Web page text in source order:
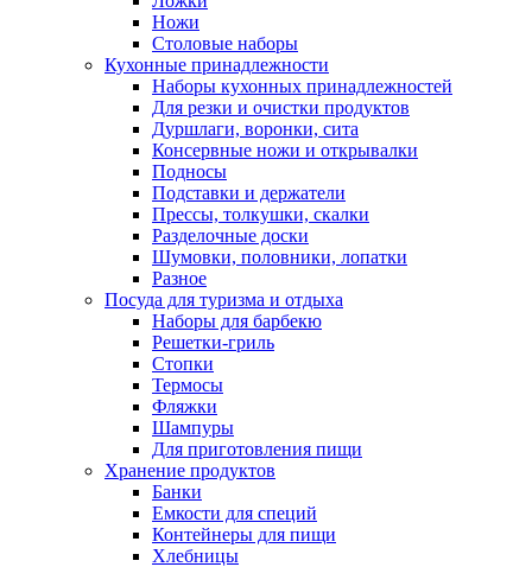
Ножи
Столовые наборы
Кухонные принадлежности
Наборы кухонных принадлежностей
Для резки и очистки продуктов
Дуршлаги, воронки, сита
Консервные ножи и открывалки
Подносы
Подставки и держатели
Прессы, толкушки, скалки
Разделочные доски
Шумовки, половники, лопатки
Разное
Посуда для туризма и отдыха
Наборы для барбекю
Решетки-гриль
Стопки
Термосы
Фляжки
Шампуры
Для приготовления пищи
Хранение продуктов
Банки
Емкости для специй
Контейнеры для пищи
Хлебницы